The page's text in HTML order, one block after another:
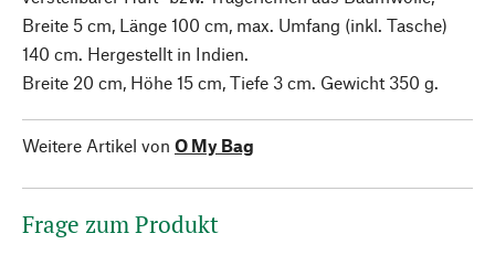
Breite 5 cm, Länge 100 cm, max. Umfang (inkl. Tasche)
140 cm. Hergestellt in Indien.
Breite 20 cm, Höhe 15 cm, Tiefe 3 cm. Gewicht 350 g.
Weitere Artikel von O My Bag
Frage zum Produkt